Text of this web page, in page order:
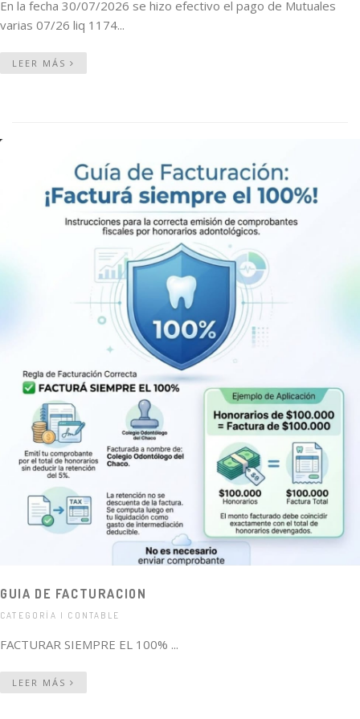
En la fecha 30/07/2026 se hizo efectivo el pago de Mutuales
varias 07/26 liq 1174...
LEER MÁS
GUIA DE FACTURACION
CATEGORÍA | CONTABLE
FACTURAR SIEMPRE EL 100% ...
LEER MÁS